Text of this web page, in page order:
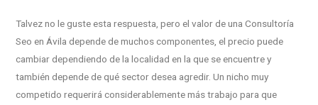
Talvez no le guste esta respuesta, pero el valor de una Consultoría
Seo en Ávila depende de muchos componentes, el precio puede
cambiar dependiendo de la localidad en la que se encuentre y
también depende de qué sector desea agredir. Un nicho muy
competido requerirá considerablemente más trabajo para que